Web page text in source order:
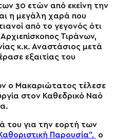
30 ετών από εκείνη την
η μεγάλη χαρά που
από το γεγονός ότι
Τιράνων,
κ.κ. Αναστάσιος μετά
εξαιτίας του
ο Μακαριώτατος τέλεσε
στον Καθεδρικό Ναό
του για την εορτή των
Παρουσία”,
ο